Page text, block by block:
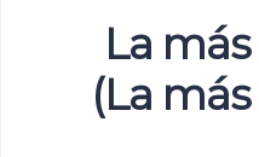
La
(La